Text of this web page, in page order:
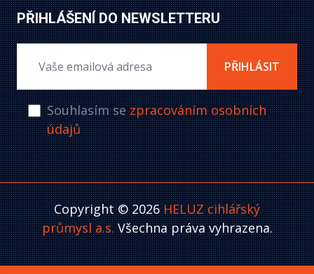
PŘIHLÁŠENÍ DO NEWSLETTERU
PŘIHLÁSIT
Souhlasím sezpracováním osobních
údajů
Copyright © 2026HELUZ cihlářský
průmysl a.s. Všechna práva vyhrazena.